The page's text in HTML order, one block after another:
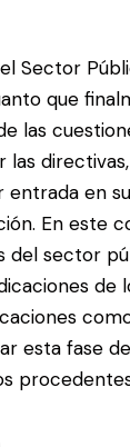
Sector
que
las
en
En
del sector
esta fase